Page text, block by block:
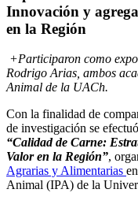
Innovación y
en la Región
+Participaron como
Rodrigo Arias, ambos
Animal de la UACh.
Con la finalidad de
de investigación se
“Calidad de Carne:
Valor en la Región”,
Agrarias y Alimentarias
Animal (IPA) de la